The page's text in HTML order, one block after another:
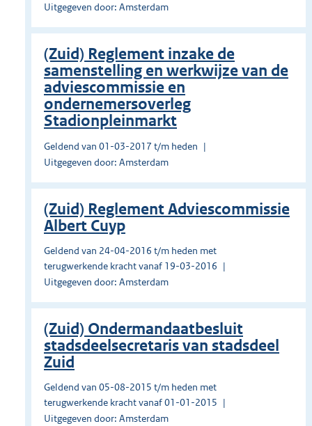
Uitgegeven door: Amsterdam
(Zuid) Reglement inzake de
samenstelling en werkwijze van de
adviescommissie en
ondernemersoverleg
Stadionpleinmarkt
Geldend van 01-03-2017 t/m heden
Uitgegeven door: Amsterdam
(Zuid) Reglement Adviescommissie
Albert Cuyp
Geldend van 24-04-2016 t/m heden met
terugwerkende kracht vanaf 19-03-2016
Uitgegeven door: Amsterdam
(Zuid) Ondermandaatbesluit
stadsdeelsecretaris van stadsdeel
Zuid
Geldend van 05-08-2015 t/m heden met
terugwerkende kracht vanaf 01-01-2015
Uitgegeven door: Amsterdam